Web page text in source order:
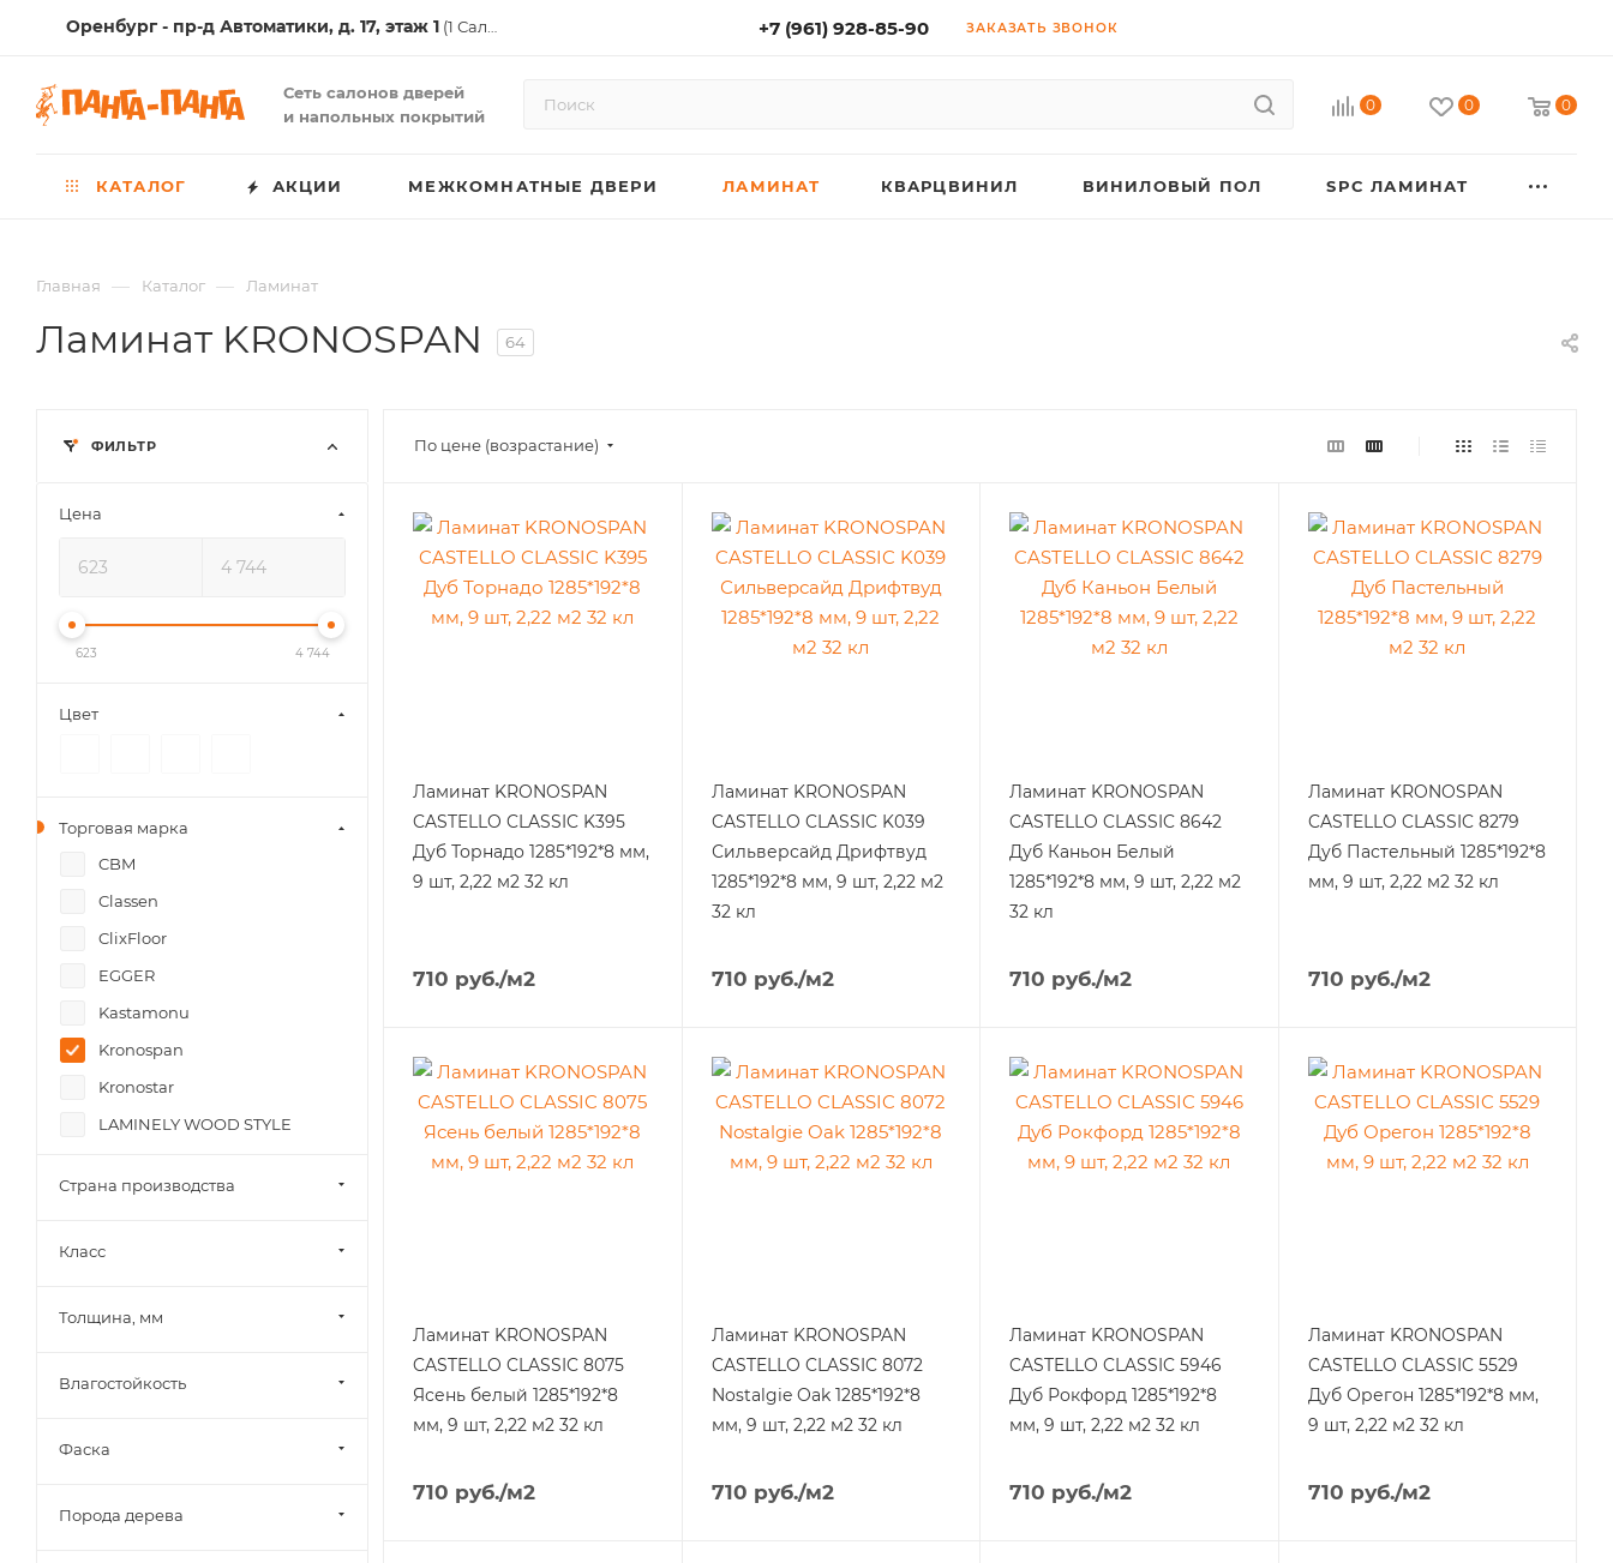
Оренбург - пр-д Автоматики, д. 17, этаж 1 (1 Салон ) +7 (961) 928-85-90 ЗАКАЗАТЬ ЗВОНОК
Сеть салонов дверей
и напольных покрытий
0 0 0
КАТАЛОГ АКЦИИ МЕЖКОМНАТНЫЕ ДВЕРИ ЛАМИНАТ КВАРЦВИНИЛ ВИНИЛОВЫЙ ПОЛ SPC ЛАМИНАТ
Главная — Каталог — Ламинат
Ламинат KRONOSPAN 64
По цене (возрастание)
Ламинат KRONOSPAN
CASTELLO CLASSIC K395
Дуб Торнадо 1285*192*8 мм,
9 шт, 2,22 м2 32 кл
710 руб./м2
Ламинат KRONOSPAN
CASTELLO CLASSIC K039
Сильверсайд Дрифтвуд
1285*192*8 мм, 9 шт, 2,22 м2
32 кл
710 руб./м2
Ламинат KRONOSPAN
CASTELLO CLASSIC 8642
Дуб Каньон Белый
1285*192*8 мм, 9 шт, 2,22 м2
32 кл
710 руб./м2
Ламинат KRONOSPAN
CASTELLO CLASSIC 8279
Дуб Пастельный 1285*192*8
мм, 9 шт, 2,22 м2 32 кл
710 руб./м2
Ламинат KRONOSPAN
CASTELLO CLASSIC 8075
Ясень белый 1285*192*8
мм, 9 шт, 2,22 м2 32 кл
710 руб./м2
Ламинат KRONOSPAN
CASTELLO CLASSIC 8072
Nostalgie Oak 1285*192*8
мм, 9 шт, 2,22 м2 32 кл
710 руб./м2
Ламинат KRONOSPAN
CASTELLO CLASSIC 5946
Дуб Рокфорд 1285*192*8
мм, 9 шт, 2,22 м2 32 кл
710 руб./м2
Ламинат KRONOSPAN
CASTELLO CLASSIC 5529
Дуб Орегон 1285*192*8 мм,
9 шт, 2,22 м2 32 кл
710 руб./м2
ФИЛЬТР
Цена
623 4 744
Цвет
Торговая марка
CBM
Classen
ClixFloor
EGGER
Kastamonu
Kronospan
Kronostar
LAMINELY WOOD STYLE
Swiss Krono
Страна производства
Класс
Толщина, мм
Влагостойкость
Фаска
Порода дерева